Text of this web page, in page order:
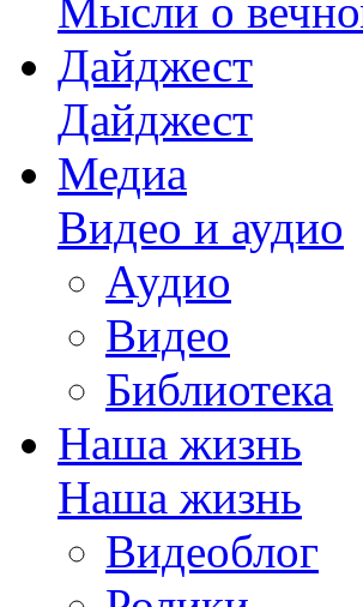
Мысли о
Дайджест
Дайджест
Медиа
Видео и аудио
Аудио
Видео
Библиотека
Наша жизнь
Наша жизнь
Видеоблог